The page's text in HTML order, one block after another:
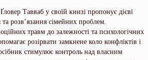
Тавваб у своїй книзі пропонує дієві
розв’язання сімейних проблем.
травм до залежності та психологічних
розірвати замкнене коло конфліктів і
стимулює контроль над власним